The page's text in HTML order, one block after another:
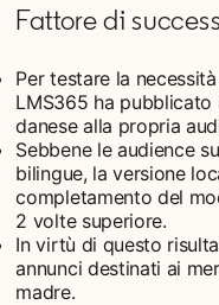
Fattore di
Per testare la
LMS365 ha pubblicato
danese alla propria
Sebbene le audience
bilingue, la versione
completamento del
2 volte superiore.
In virtù di questo
annunci destinati ai
madre.